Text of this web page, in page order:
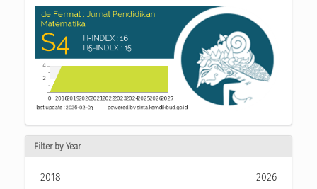
Filter by Year
2018 2026